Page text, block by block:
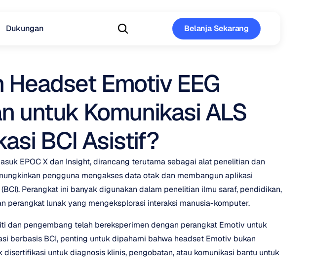
Dukungan
Belanja Sekarang
Headset Emotiv EEG
untuk Komunikasi ALS
BCI Asistif?
EPOC X dan Insight, dirancang terutama sebagai alat penelitian dan
pengguna mengakses data otak dan membangun aplikasi
Perangkat ini banyak digunakan dalam penelitian ilmu saraf, pendidikan,
perangkat lunak yang mengeksplorasi interaksi manusia-komputer.
dan pengembang telah bereksperimen dengan perangkat Emotiv untuk
berbasis BCI, penting untuk dipahami bahwa headset Emotiv bukan
untuk diagnosis klinis, pengobatan, atau komunikasi bantu untuk